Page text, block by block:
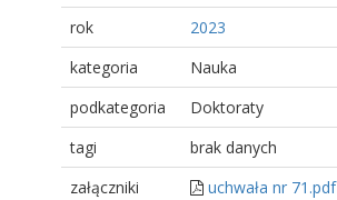
rok
2023
kategoria
Nauka
podkategoria
Doktoraty
tagi
brak danych
załączniki
uchwała nr 71.pdf